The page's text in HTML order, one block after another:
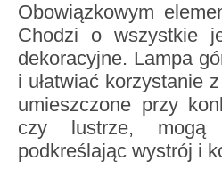
Obowiązkowym
Chodzi o wszystkie
dekoracyjne. Lampa
i ułatwiać korzystanie
umieszczone przy
czy lustrze, mogą
podkreślając wystrój i